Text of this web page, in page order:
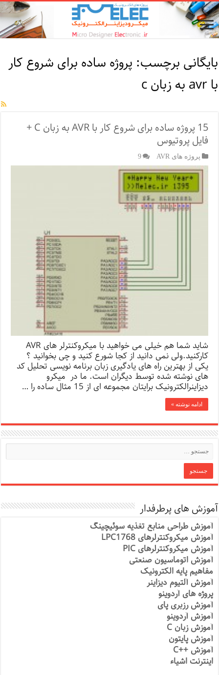
بایگانی برچسب: پروژه ساده برای شروع کار
با avr به زبان c
15 پروژه ساده برای شروع کار با AVR به زبان C +
فایل پروتیوس
پروژه های AVR 9
شاید شما هم خیلی می خواهید با میکروکنترلر های AVR
کارکنید.ولی نمی دانید از کجا شورع کنید و چی بخوانید ؟
یکی از بهترین راه های یادگیری زبان برنامه نویسی تحلیل کد
های نوشته شده توسط دیگران است. ما در میکرو
دیزاینرالکترونیک برایتان مجموعه ای از 15 مثال ساده را …
ادامه نوشته »
آموزش های پرطرفدار
آموزش طراحی منابع تغذیه سوئیچینگ
آموزش میکروکنترلرهای LPC1768
آموزش میکروکنترلرهای PIC
آموزش اتوماسیون صنعتی
مفاهیم پایه الکترونیک
آموزش آلتیوم دیزاینر
پروژه های آردوینو
آموزش رزبری پای
آموزش آردوینو
آموزش زبان C
آموزش پایتون
آموزش ++C
اینترنت اشیاء